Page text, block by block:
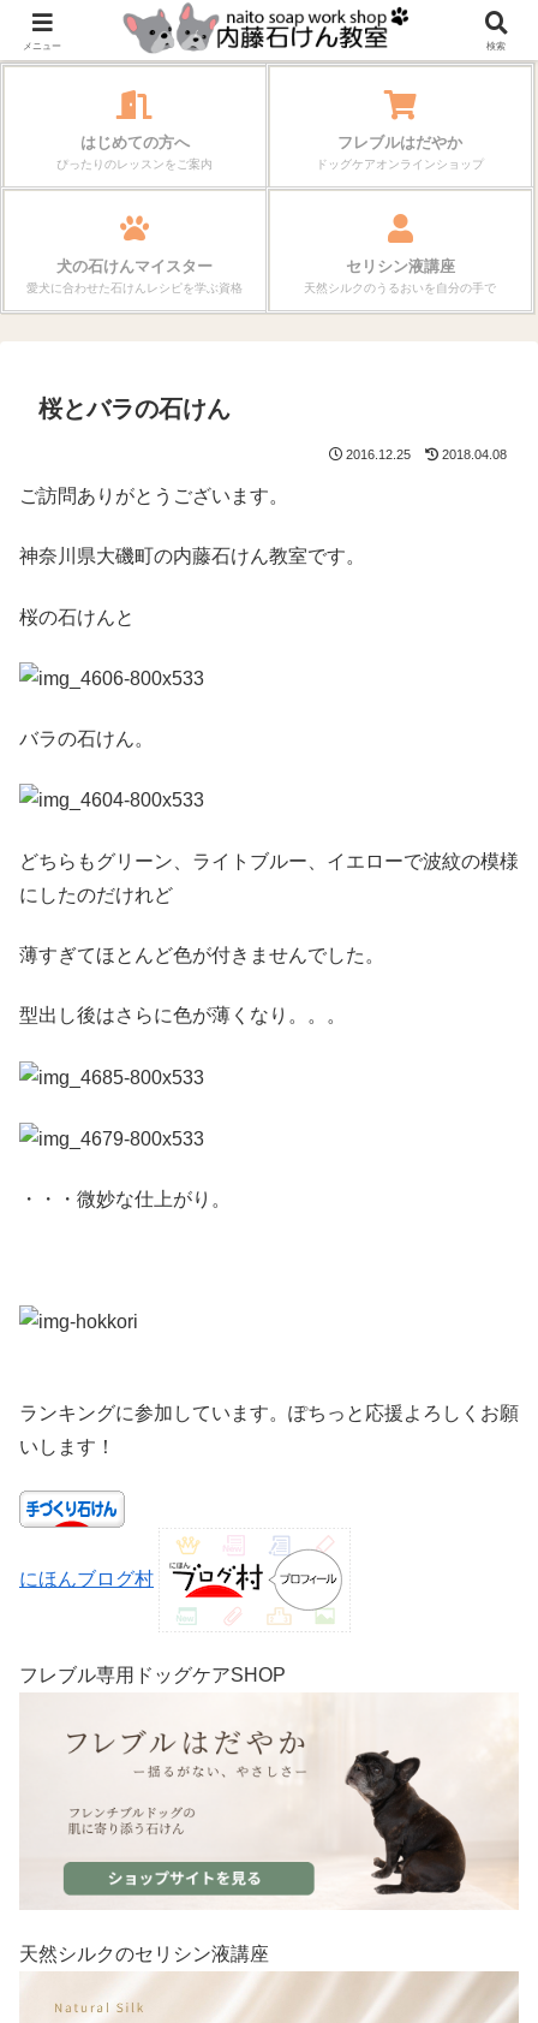
作る楽しさが、毎日の暮らしを変えていく。
はじめての方へ
ぴったりのレッスンをご案内
フレブルはだやか
ドッグケアオンラインショップ
犬の石けんマイスター
愛犬に合わせた石けんレシピを学ぶ資格
セリシン液講座
天然シルクのうるおいを自分の手で
桜とバラの石けん
2016.12.25 2018.04.08
ご訪問ありがとうございます。
神奈川県大磯町の内藤石けん教室です。
桜の石けんと
バラの石けん。
どちらもグリーン、ライトブルー、イエローで波紋の模様
にしたのだけれど
薄すぎてほとんど色が付きませんでした。
型出し後はさらに色が薄くなり。。。
・・・微妙な仕上がり。
ランキングに参加しています。ぽちっと応援よろしくお願
いします！
にほんブログ村
フレブル専用ドッグケアSHOP
天然シルクのセリシン液講座
メニュー 検索